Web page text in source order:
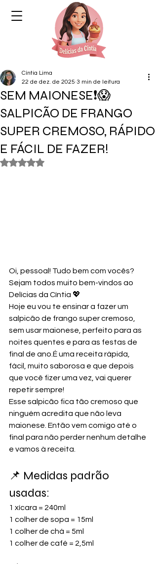
SEM MAIONESE❗😱
SALPICÃO DE FRANGO
SUPER CREMOSO, RÁPIDO
E FÁCIL DE FAZER!
Cíntia Lima
22 de dez. de 2025 3 min de leitura
Avaliado com NaN de 5 estrelas.
Oi, pessoal! Tudo bem com vocês?
Sejam todos muito bem-vindos ao
Delícias da Cíntia 💖
Hoje eu vou te ensinar a fazer um
salpicão de frango super cremoso,
sem usar maionese, perfeito para as
noites quentes e para as festas de
final de ano.É uma receita rápida,
fácil, muito saborosa e que depois
que você fizer uma vez, vai querer
repetir sempre!
Esse salpicão fica tão cremoso que
ninguém acredita que não leva
maionese. Então vem comigo até o
final para não perder nenhum detalhe
e vamos à receita.
📌 Medidas padrão
usadas:
1 xícara = 240ml
1 colher de sopa = 15ml
1 colher de chá = 5ml
1 colher de café = 2,5ml